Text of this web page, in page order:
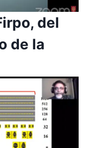
del
de la